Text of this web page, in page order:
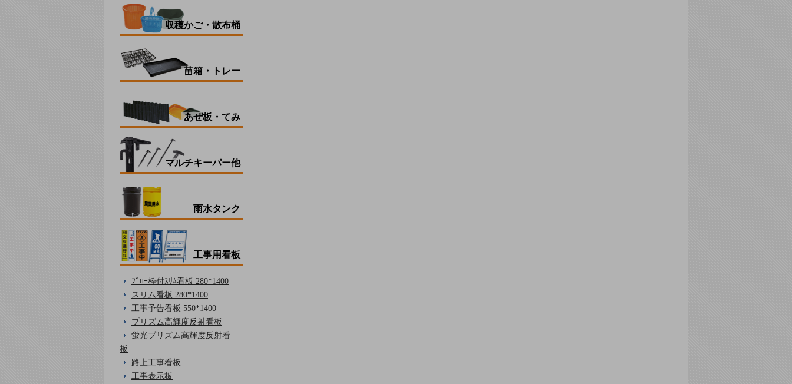
収穫かご・散布桶
苗箱・トレー
あぜ板・てみ
マルチキーパー他
雨水タンク
工事用看板
ﾌﾞﾛｰ枠付ｽﾘﾑ看板 280*1400
スリム看板 280*1400
工事予告看板 550*1400
プリズム高輝度反射看板
蛍光プリズム高輝度反射看
板
路上工事看板
工事表示板